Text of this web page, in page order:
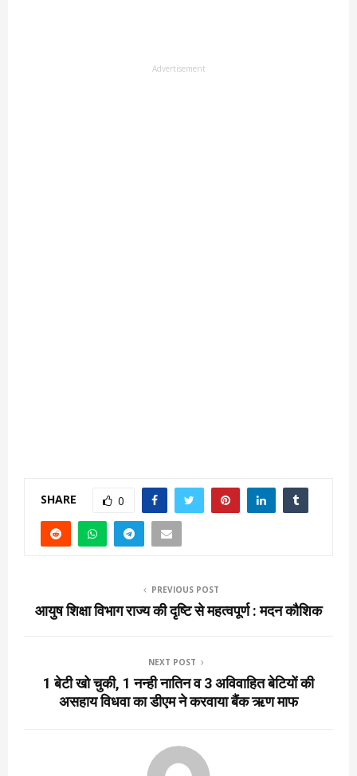
Advertisement
SHARE 0
PREVIOUS POST
आयुष शिक्षा विभाग राज्य की दृष्टि से महत्वपूर्ण : मदन कौशिक
NEXT POST
1 बेटी खो चुकी, 1 नन्ही नातिन व 3 अविवाहित बेटियों की
असहाय विधवा का डीएम ने करवाया बैंक ऋण माफ